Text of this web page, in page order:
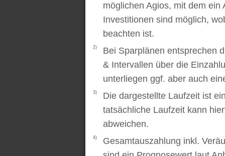
möglichen Agios, mit dem
Investitionen sind möglich,
beachten ist.
2)
Bei Sparplänen entsprechen
& Intervallen über die
unterliegen ggf. aber auch
3)
Die dargestellte Laufzeit ist
tatsächliche Laufzeit kann
abweichen.
4)
Gesamtauszahlung inkl.